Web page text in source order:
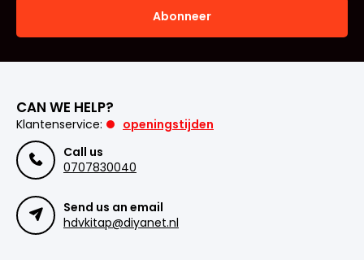
Abonneer
CAN WE HELP?
Klantenservice:
openingstijden
Call us
0707830040
Send us an email
hdvkitap@diyanet.nl